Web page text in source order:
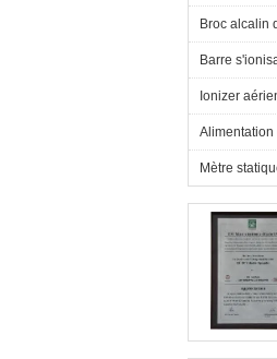
Broc alcalin
Barre
Ionizer
Mètre